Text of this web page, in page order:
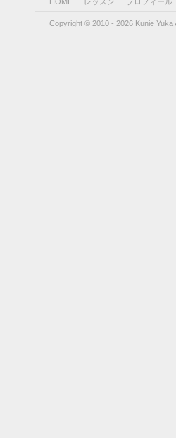
Copyright © 2010 - 2026 Kunie Yuka